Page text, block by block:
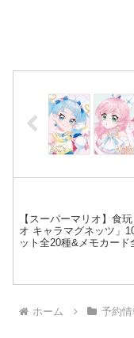
【スーパーマリオ】食
オ キャラマグネッツ」
ット全20種&メモカード
ホーム 予約情